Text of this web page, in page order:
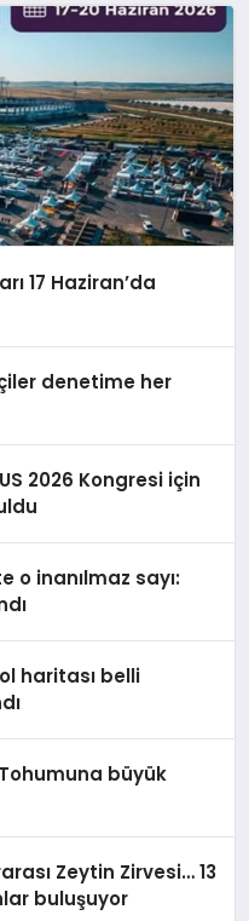
17 Haziran’da
denetime her
2026 Kongresi için
o inanılmaz sayı:
haritası belli
büyük
Zeytin Zirvesi… 13
buluşuyor